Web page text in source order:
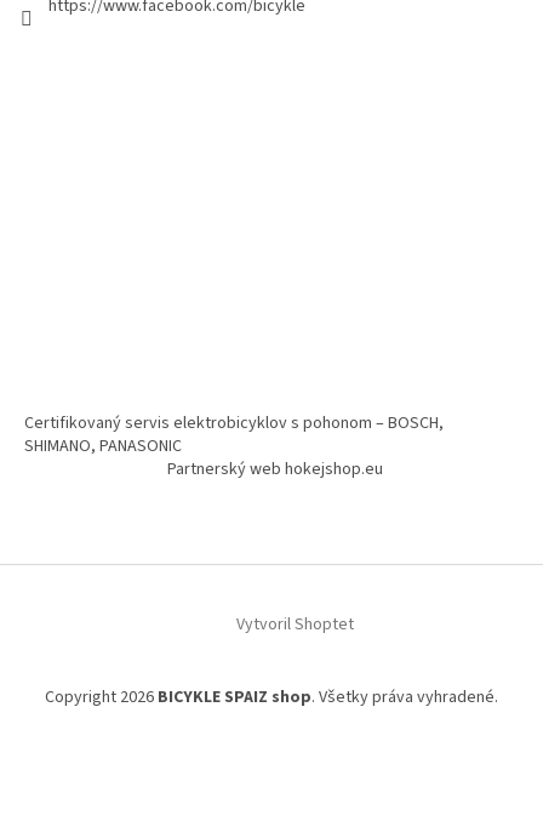
https://www.facebook.com/bicykle
Certifikovaný servis elektrobicyklov s pohonom – BOSCH,
SHIMANO, PANASONIC
Partnerský web hokejshop.eu
Vytvoril Shoptet
Copyright 2026 BICYKLE SPAIZ shop. Všetky práva vyhradené.